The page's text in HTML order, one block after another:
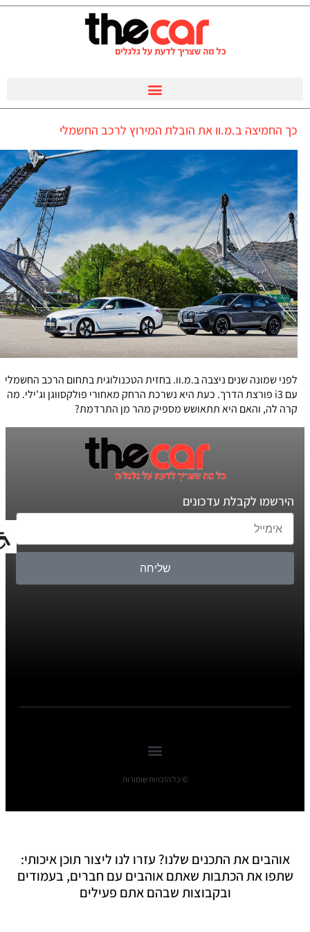
כך החמיצה ב.מ.וו את הובלת המירוץ לרכב החשמלי
לפני שמונה שנים ניצבה ב.מ.וו. בחזית הטכנולוגית בתחום הרכב החשמלי
עם i3 פורצת הדרך. כעת היא נשרכת הרחק מאחורי פולקסווגן וג'ילי. מה
קרה לה, והאם היא תתאושש מספיק מהר מן התרדמת?
הירשמו לקבלת עדכונים
שליחה
© כל הזכויות שומורות
אוהבים את התכנים שלנו? עזרו לנו ליצור תוכן איכותי:
שתפו את הכתבות שאתם אוהבים עם חברים, בעמודים
ובקבוצות שבהם אתם פעילים